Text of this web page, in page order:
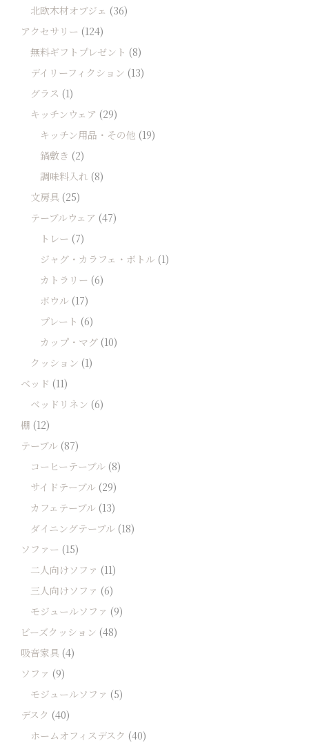
北欧木材オブジェ (36)
アクセサリー (124)
無料ギフトプレゼント (8)
デイリーフィクション (13)
グラス (1)
キッチンウェア (29)
キッチン用品・その他 (19)
鍋敷き (2)
調味料入れ (8)
文房具 (25)
テーブルウェア (47)
トレー (7)
ジャグ・カラフェ・ボトル (1)
カトラリー (6)
ボウル (17)
プレート (6)
カップ・マグ (10)
クッション (1)
ベッド (11)
ベッドリネン (6)
棚 (12)
テーブル (87)
コーヒーテーブル (8)
サイドテーブル (29)
カフェテーブル (13)
ダイニングテーブル (18)
ソファー (15)
二人向けソファ (11)
三人向けソファ (6)
モジュールソファ (9)
ビーズクッション (48)
吸音家具 (4)
ソファ (9)
モジュールソファ (5)
デスク (40)
ホームオフィスデスク (40)